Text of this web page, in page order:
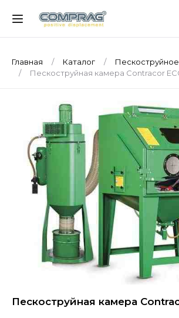
Главная Каталог
Пескоструйная камера Contracor
Пескоструйная камера